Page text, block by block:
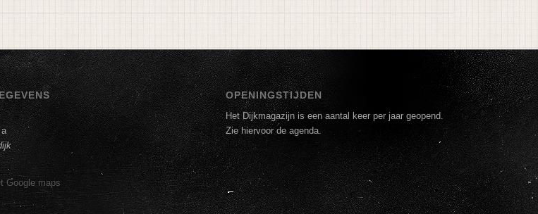
Google maps
OPENINGSTIJDEN
Het Dijkmagazijn is een aantal keer per jaar geopend.
Zie hiervoor de agenda.